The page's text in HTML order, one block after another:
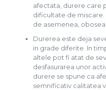
afectata, durere care
dificultate de miscare.
de asemenea,
Durerea este deja
in grade diferite. In
altele pot fi atat de
desfasurarea unor
durere se spune ca
semnificativ calitatea